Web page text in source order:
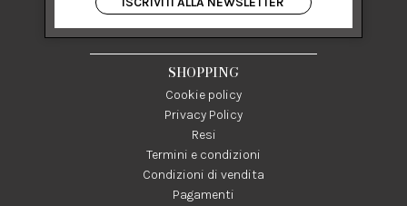
84122 Salerno Italia
P IVA 03024950655
SHOPPING
Cookie policy
Privacy Policy
Resi
Termini e condizioni
Condizioni di vendita
Pagamenti